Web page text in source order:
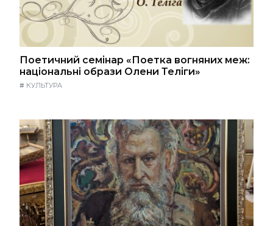
Поетичний семінар «Поетка вогняних меж:
національні образи Олени Теліги»
# КУЛЬТУРА